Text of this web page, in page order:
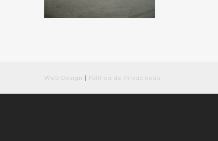
Web Design Política de Privacidade